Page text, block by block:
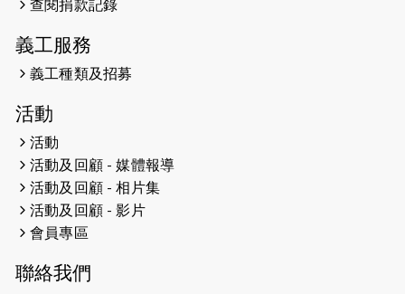
2026-04-24
2026-04-23
2026-04-19
2026-04-16
猛龍長跑隊恆常練習 - 4月16日
（19:00開始）
2026-04-12
2026-04-11
查閱捐款記錄
義工服務
義工種類及招募
活動
活動
活動及回顧 - 媒體報導
活動及回顧 - 相片集
活動及回顧 - 影片
會員專區
聯絡我們